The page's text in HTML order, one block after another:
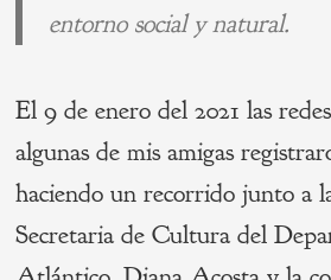
entorno social y natural.
El 9 de enero del 2021 las
algunas de mis amigas
haciendo un recorrido junto a
Secretaria de Cultura del